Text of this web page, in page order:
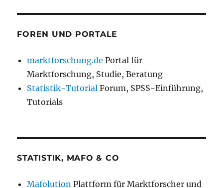
FOREN UND PORTALE
marktforschung.de Portal für
Marktforschung, Studie, Beratung
Statistik-Tutorial Forum, SPSS-Einführung,
Tutorials
STATISTIK, MAFO & CO
Mafolution Plattform für Marktforscher und